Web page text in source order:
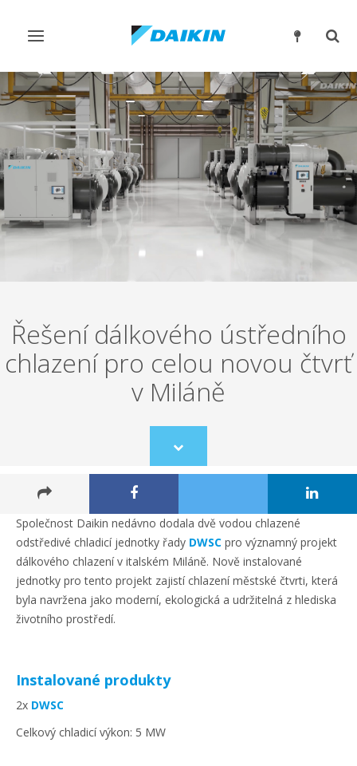
Přepnout
Řešení dálkového ústředního
chlazení pro celou novou čtvrť
v Miláně
Scroll
to
Společnost Daikin nedávno dodala dvě vodou chlazené
odstředivé chladicí jednotky řady DWSC pro významný projekt
dálkového chlazení v italském Miláně. Nově instalované
jednotky pro tento projekt zajistí chlazení městské čtvrti, která
byla navržena jako moderní, ekologická a udržitelná z hlediska
životního prostředí.
Instalované produkty
2x DWSC
Celkový chladicí výkon: 5 MW